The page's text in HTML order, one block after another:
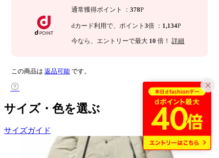
通常獲得ポイント ：378P
dカード利用で、 ポイント3倍 ： 1,134P
今なら 、エントリーで最大 10 倍！詳細
この商品は 返品可能 です。
サイズ・色を選ぶ
サイズガイド